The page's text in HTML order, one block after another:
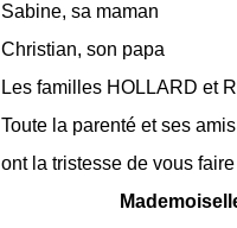
Sabine, sa maman
Christian, son papa
Les familles HOLLARD et
Toute la parenté et ses amis
ont la tristesse de vous